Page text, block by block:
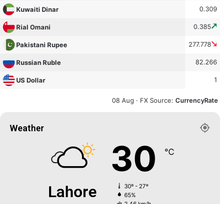
Kuwaiti Dinar 0.309
Rial Omani 0.385
Pakistani Rupee 277.778
Russian Ruble 82.266
US Dollar 1
08 Aug · FX Source: CurrencyRate
Weather
Lahore
30 ℃
30º - 27º
65%